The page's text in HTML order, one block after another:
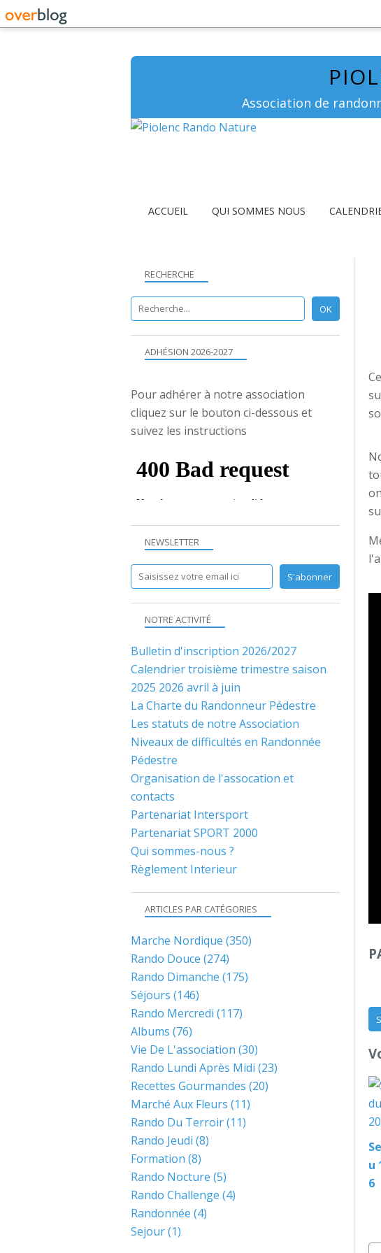
Association de
ACCUEIL QUI SOMMES NOUS
u
6
NEWSLETTER
RECHERCHE
NOTRE ACTIVITÉ
Bulletin d'inscription 2026/2027
Calendrier troisième trimestre saison
2025 2026 avril à juin
La Charte du Randonneur Pédestre
Les statuts de notre Association
Niveaux de difficultés en Randonnée
Pédestre
Organisation de l'assocation et
contacts
Partenariat Intersport
Partenariat SPORT 2000
Qui sommes-nous ?
Règlement Interieur
ARTICLES PAR CATÉGORIES
Marche Nordique (350)
Rando Douce (274)
Rando Dimanche (175)
Séjours (146)
Rando Mercredi (117)
Albums (76)
Vie De L'association (30)
Rando Lundi Après Midi (23)
Recettes Gourmandes (20)
Marché Aux Fleurs (11)
Rando Du Terroir(11)
Rando Jeudi (8)
Formation (8)
Rando Nocture (5)
Rando Challenge (4)
Randonnée (4)
Sejour(1)
ADHÉSION 2026-2027
Pour adhérer à notre association
cliquez sur le bouton ci-dessous et
suivez les instructions